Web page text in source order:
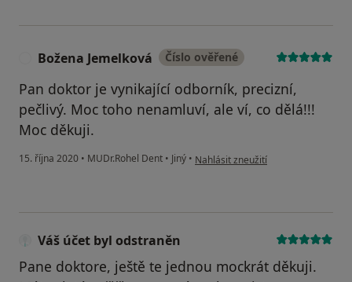
Božena Jemelková Číslo ověřené
Pan doktor je vynikající odborník, precizní,
pečlivý. Moc toho nenamluví, ale ví, co dělá!!!
Moc děkuji.
15. října 2020 • MUDr.Rohel Dent • Jiný • podle názoru uživatele Božena
Nahlásit zneužití
Váš účet byl odstraněn
Pane doktore, ještě te jednou mockrát děkuji.